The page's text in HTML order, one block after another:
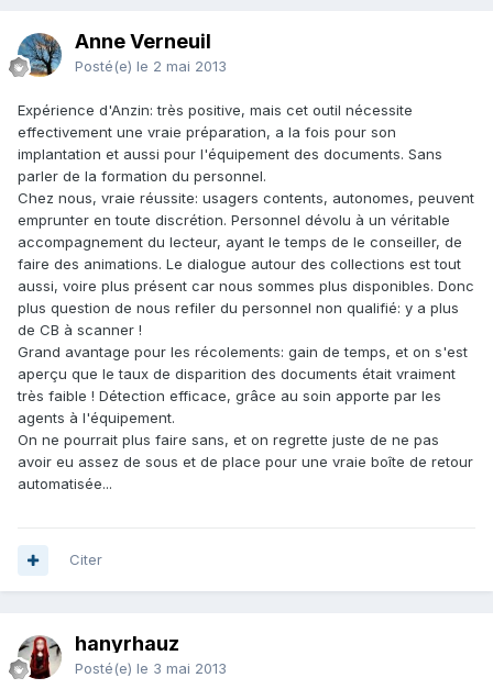
Anne Verneuil
Posté(e) le 2 mai 2013
Expérience d'Anzin: très positive, mais cet outil nécessite
effectivement une vraie préparation, a la fois pour son
implantation et aussi pour l'équipement des documents. Sans
parler de la formation du personnel.
Chez nous, vraie réussite: usagers contents, autonomes, peuvent
emprunter en toute discrétion. Personnel dévolu à un véritable
accompagnement du lecteur, ayant le temps de le conseiller, de
faire des animations. Le dialogue autour des collections est tout
aussi, voire plus présent car nous sommes plus disponibles. Donc
plus question de nous refiler du personnel non qualifié: y a plus
de CB à scanner !
Grand avantage pour les récolements: gain de temps, et on s'est
aperçu que le taux de disparition des documents était vraiment
très faible ! Détection efficace, grâce au soin apporte par les
agents à l'équipement.
On ne pourrait plus faire sans, et on regrette juste de ne pas
avoir eu assez de sous et de place pour une vraie boîte de retour
automatisée...
Citer
hanyrhauz
Posté(e) le 3 mai 2013